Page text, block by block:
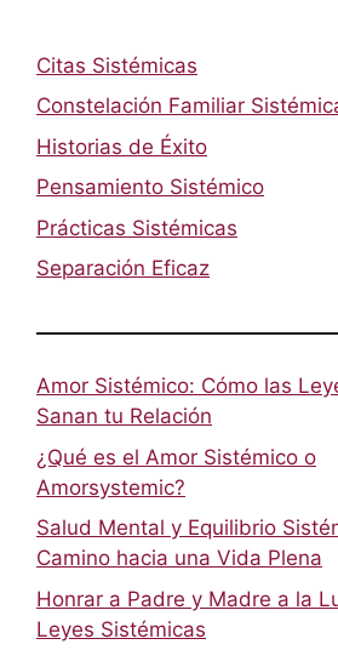
Citas Sistémicas
Constelación Familiar
Historias de Éxito
Pensamiento Sistémico
Prácticas Sistémicas
Separación Eficaz
Amor Sistémico: Cómo las
Sanan tu Relación
¿Qué es el Amor Sistémico o
Amorsystemic?
Salud Mental y Equilibrio
Camino hacia una Vida Plena
Honrar a Padre y Madre a la
Leyes Sistémicas